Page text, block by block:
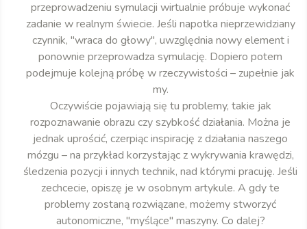
przeprowadzeniu symulacji wirtualnie próbuje wykonać
zadanie w realnym świecie. Jeśli napotka nieprzewidziany
czynnik, "wraca do głowy", uwzględnia nowy element i
ponownie przeprowadza symulację. Dopiero potem
podejmuje kolejną próbę w rzeczywistości – zupełnie jak
my.
Oczywiście pojawiają się tu problemy, takie jak
rozpoznawanie obrazu czy szybkość działania. Można je
jednak uprościć, czerpiąc inspirację z działania naszego
mózgu – na przykład korzystając z wykrywania krawędzi,
śledzenia pozycji i innych technik, nad którymi pracuję. Jeśli
zechcecie, opiszę je w osobnym artykule. A gdy te
problemy zostaną rozwiązane, możemy stworzyć
autonomiczne, "myślące" maszyny. Co dalej?